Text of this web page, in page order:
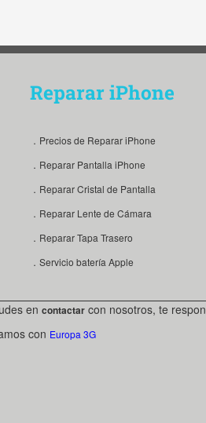
Reparar iPhone
．Precios de Reparar iPhone
．Reparar Pantalla iPhone
．Reparar Cristal de Pantalla
．Reparar Lente de Cámara
．Reparar Tapa Trasero
．Servicio batería Apple
en contactarcon nosotros, te
con Europa 3G